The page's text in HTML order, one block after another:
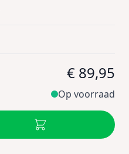
€ 89,95
Op voorraad